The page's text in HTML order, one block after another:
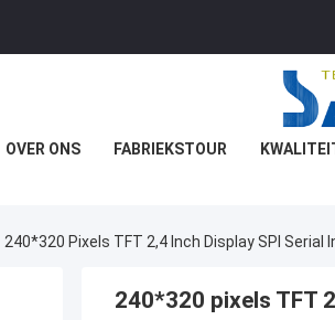
OVER ONS FABRIEKSTOUR
240*320 Pixels TFT 2,4 Inch Display SPI Serial
240*320 pixels TFT